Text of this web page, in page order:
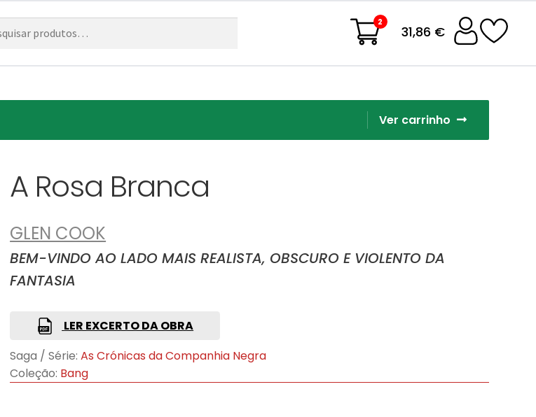
2
31,86 €
Ver carrinho
A Rosa Branca
GLEN COOK
BEM-VINDO AO LADO MAIS REALISTA, OBSCURO E VIOLENTO DA
FANTASIA
LER EXCERTO DA OBRA
Saga / Série: As Crónicas da Companhia Negra
Coleção: Bang